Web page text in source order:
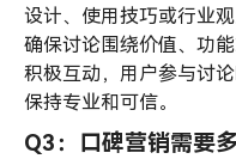
设计、使用技巧或行业
确保讨论围绕价值、功
积极互动，用户参与讨
保持专业和可信。
Q3：口碑营销需要